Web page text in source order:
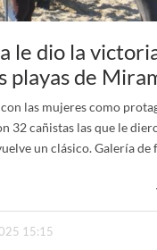
le dio la
playas de
las mujeres como
32 cañistas las que le
un clásico. Galería de
15:15